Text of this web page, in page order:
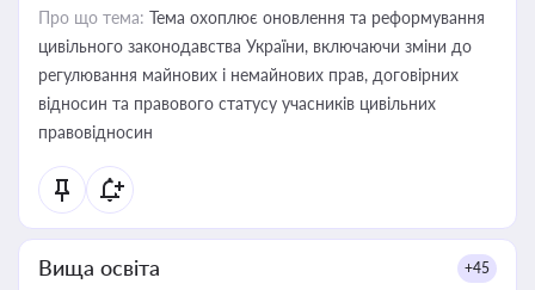
Про що тема: Тема охоплює оновлення та реформування
цивільного законодавства України, включаючи зміни до
регулювання майнових і немайнових прав, договірних
відносин та правового статусу учасників цивільних
правовідносин
Вища освіта +45